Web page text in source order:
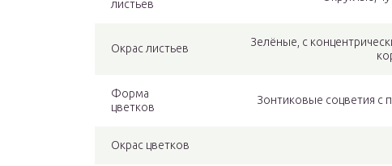
листьев
Окрас листьев
Зелёные, с
Форма
цветков
Зонтиковые соцветия с
Окрас цветков